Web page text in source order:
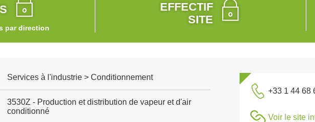
par direction
EFFECTIF
SITE
Services à l'industrie > Conditionnement
3530Z - Production et distribution de vapeur et d'air
conditionné
+33 1 44 68
Voir le site